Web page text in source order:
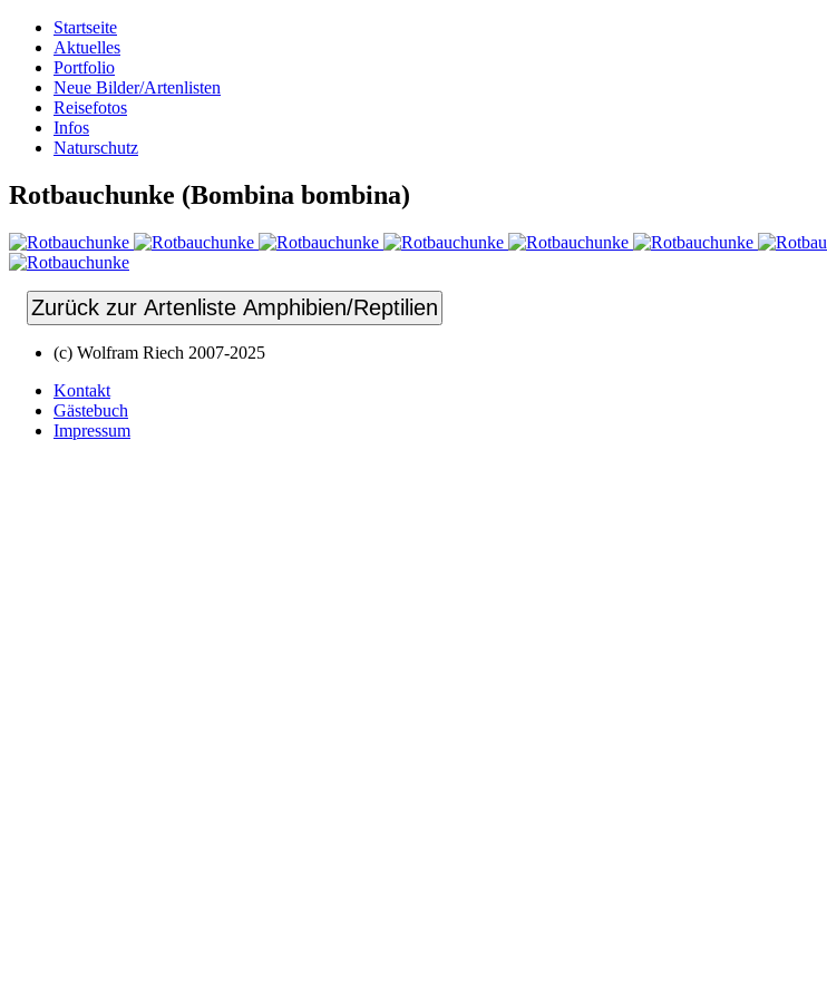
Startseite
Aktuelles
Portfolio
Neue Bilder/Artenlisten
Reisefotos
Infos
Naturschutz
Rotbauchunke (Bombina bombina)
Zurück zur Artenliste Amphibien/Reptilien
(c) Wolfram Riech 2007-2025
Kontakt
Gästebuch
Impressum